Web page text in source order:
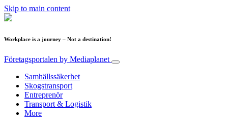
Skip to main content
Workplace is a journey – Not a destination!
Företagsportalen by Mediaplanet
Samhällssäkerhet
Skogstransport
Entreprenör
Transport & Logistik
More